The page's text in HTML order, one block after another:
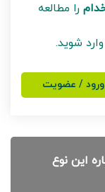
را مطالعه
شوید.
ورود / عضویت
این نوع